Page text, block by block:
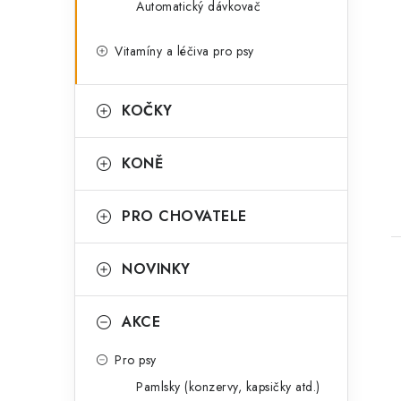
Automatický dávkovač
Vitamíny a léčiva pro psy
KOČKY
KONĚ
PRO CHOVATELE
NOVINKY
AKCE
Pro psy
Pamlsky (konzervy, kapsičky atd.)